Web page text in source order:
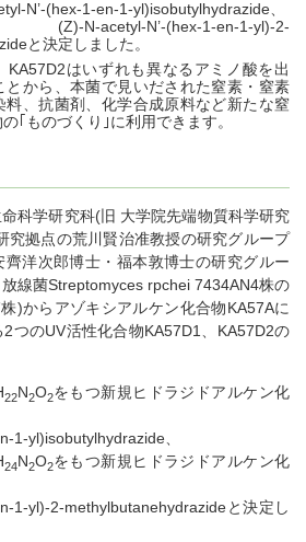
N’-(hex-1-en-1-yl)isobutylhydrazide、
acetyl-N’-(hex-1-en-1-yl)-2-
と決定しました。
KA57D2はいずれも異なるアミノ酸を出
とから、本菌で見いだされた窒素・窒素
料、抗菌剤、化学合成原料など新たな窒
｢ものづくり｣に利用できます。
科学研究科(旧 大学院先端物質科学研究
究拠点の荒川賢治准教授の研究グループ
洋次郎博士・福本敦博士の研究グルー
線菌Streptomyces rpchei 7434AN4株の
)からアゾキシアルケン化合物KA57Aに
つのUV活性化合物KA57D1、KA57D2の
22N2O2をもつ新規ヒドラジドアルケン化
1-yl)isobutylhydrazide、
24N2O2をもつ新規ヒドラジドアルケン化
1-yl)-2-methylbutanehydrazideと決定し